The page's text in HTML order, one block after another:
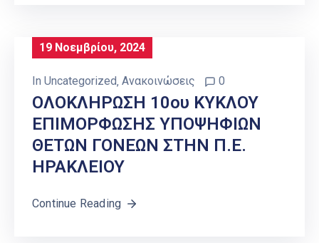
19 Νοεμβρίου, 2024
In Uncategorized‚ Ανακοινώσεις 0
ΟΛΟΚΛΗΡΩΣΗ 10ου ΚΥΚΛΟΥ
ΕΠΙΜΟΡΦΩΣΗΣ ΥΠΟΨΗΦΙΩΝ
ΘΕΤΩΝ ΓΟΝΕΩΝ ΣΤΗΝ Π.Ε.
ΗΡΑΚΛΕΙΟΥ
Continue Reading